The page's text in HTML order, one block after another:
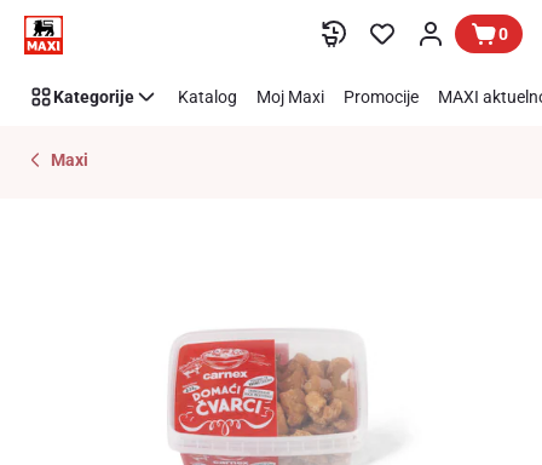
Preskoči link 0
Kategorije Katalog Moj Maxi Promocije MAXI
Maxi